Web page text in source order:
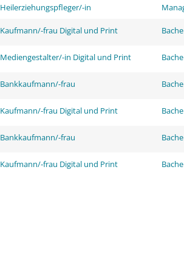
Heilerziehungspfleger/-in
Kaufmann/-frau Digital und Print
Mediengestalter/-in Digital und Print
Bankkaufmann/-frau
Kaufmann/-frau Digital und Print
Bankkaufmann/-frau
Kaufmann/-frau Digital und Print